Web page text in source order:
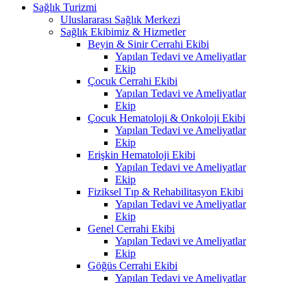
Sağlık Turizmi
Uluslararası Sağlık Merkezi
Sağlık Ekibimiz & Hizmetler
Beyin & Sinir Cerrahi Ekibi
Yapılan Tedavi ve Ameliyatlar
Ekip
Çocuk Cerrahi Ekibi
Yapılan Tedavi ve Ameliyatlar
Ekip
Çocuk Hematoloji & Onkoloji Ekibi
Yapılan Tedavi ve Ameliyatlar
Ekip
Erişkin Hematoloji Ekibi
Yapılan Tedavi ve Ameliyatlar
Ekip
Fiziksel Tıp & Rehabilitasyon Ekibi
Yapılan Tedavi ve Ameliyatlar
Ekip
Genel Cerrahi Ekibi
Yapılan Tedavi ve Ameliyatlar
Ekip
Göğüs Cerrahi Ekibi
Yapılan Tedavi ve Ameliyatlar